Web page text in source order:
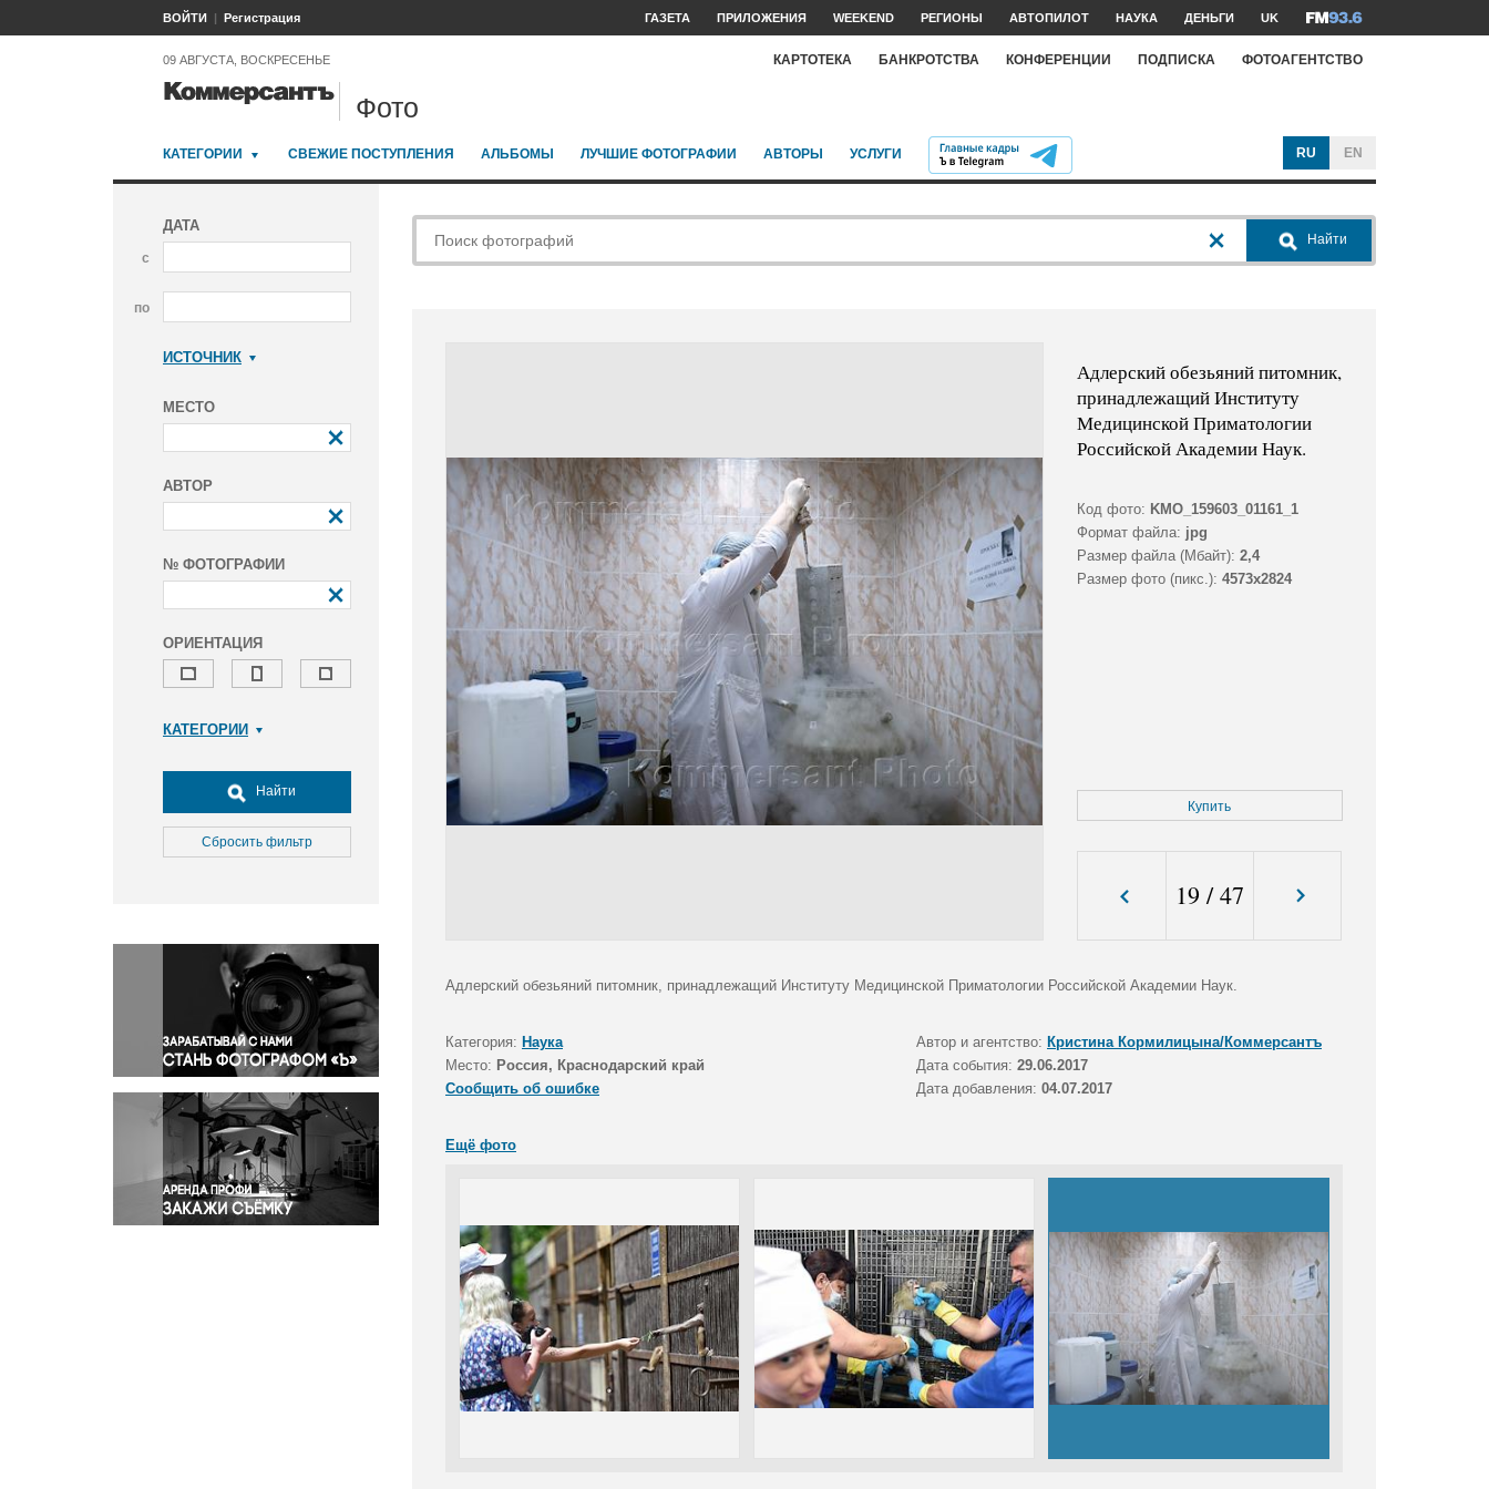
ВОЙТИ Регистрация ГАЗЕТА ПРИЛОЖЕНИЯ WEEKEND РЕГИОНЫ АВТОПИЛОТ НАУКА ДЕНЬГИ UK
09 АВГУСТА, ВОСКРЕСЕНЬЕ КАРТОТЕКА БАНКРОТСТВА КОНФЕРЕНЦИИ ПОДПИСКА ФОТОАГЕНТСТВО
Фото
КАТЕГОРИИ СВЕЖИЕ ПОСТУПЛЕНИЯ АЛЬБОМЫ ЛУЧШИЕ ФОТОГРАФИИ АВТОРЫ УСЛУГИ RU EN
ДАТА
с
по
ИСТОЧНИК
МЕСТО
АВТОР
№ ФОТОГРАФИИ
ОРИЕНТАЦИЯ
КАТЕГОРИИ
Досуг, туризм и отдых
Культура
Медицина
Окружающая среда
Политика
Правосудие
Происшествия и конфликты
Религия
Светская жизнь
Спорт
Экология
Экономика и бизнес
Найти
Сбросить фильтр
Найти
Адлерский обезьяний питомник,
принадлежащий Институту
Медицинской Приматологии
Российской Академии Наук.
Код фото: KMO_159603_01161_1
Формат файла: jpg
Размер файла (Мбайт): 2,4
Размер фото (пикс.): 4573x2824
Купить
19 /47
Адлерский обезьяний питомник, принадлежащий Институту Медицинской Приматологии Российской Академии Наук.
Категория: Наука Автор и агентство: Кристина Кормилицына/Коммерсантъ
Место: Россия, Краснодарский край Дата события: 29.06.2017
Сообщить об ошибке
Дата добавления: 04.07.2017
Ещё фото